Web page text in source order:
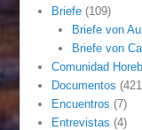
Briefe (109)
Briefe von
Briefe von
Comunidad Horeb
Documentos
Encuentros (7)
Entrevistas (4)